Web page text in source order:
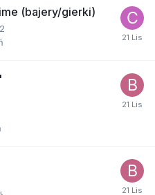
(bajery/gierki)